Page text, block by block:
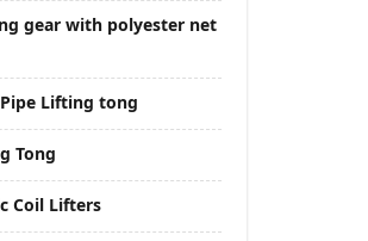
gear with polyester net
Lifting tong
Tong
Coil Lifters